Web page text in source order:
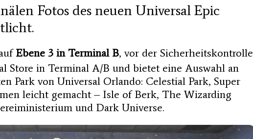
Fotos des neuen Universal Epic
Ebene 3 in Terminal B, vor der Sicherheitskontrolle
Store in Terminal A/B und bietet eine Auswahl an
Park von Universal Orlando: Celestial Park, Super
leicht gemacht – Isle of Berk, The Wizarding
und Dark Universe.